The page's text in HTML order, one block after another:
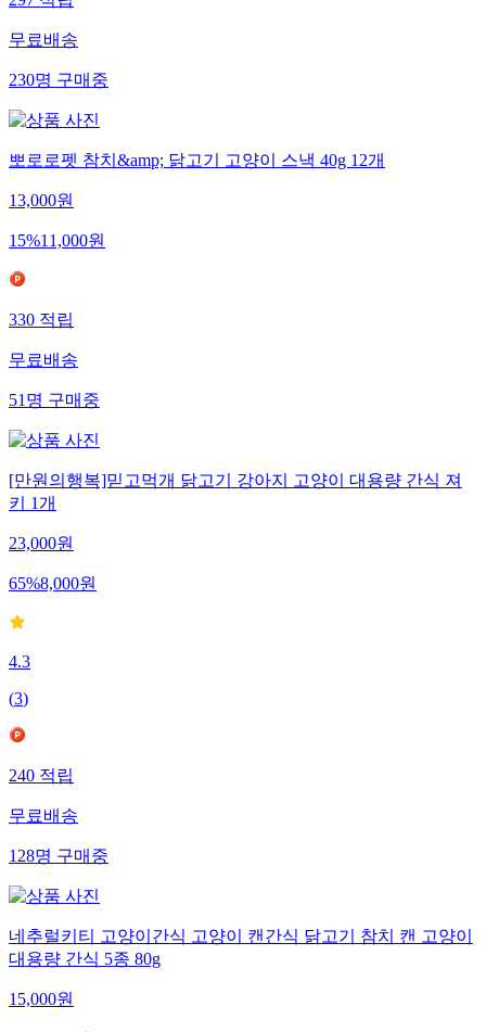
무료배송
230명구매중
뽀로로펫 참치&amp; 닭고기 고양이 스낵 40g 12개
13,000원
15%11,000원
330적립
무료배송
51명구매중
[만원의행복]믿고먹개 닭고기 강아지 고양이 대용량 간식 져
키 1개
23,000원
65%8,000원
4.3
(3)
240적립
무료배송
128명구매중
네추럴키티 고양이간식 고양이 캔간식 닭고기 참치 캔 고양이
대용량 간식 5종 80g
15,000원